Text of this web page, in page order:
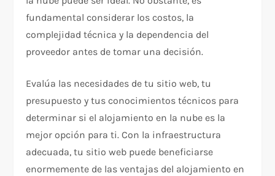
fundamental considerar los costos, la
complejidad técnica y la dependencia del
proveedor antes de tomar una decisión.
Evalúa las necesidades de tu sitio web, tu
presupuesto y tus conocimientos técnicos para
determinar si el alojamiento en la nube es la
mejor opción para ti. Con la infraestructura
adecuada, tu sitio web puede beneficiarse
enormemente de las ventajas del alojamiento en